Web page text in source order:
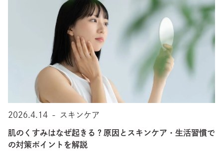
2026.4.14 - スキンケア
肌のくすみはなぜ起きる？原因とスキンケア・生活習慣で
の対策ポイントを解説